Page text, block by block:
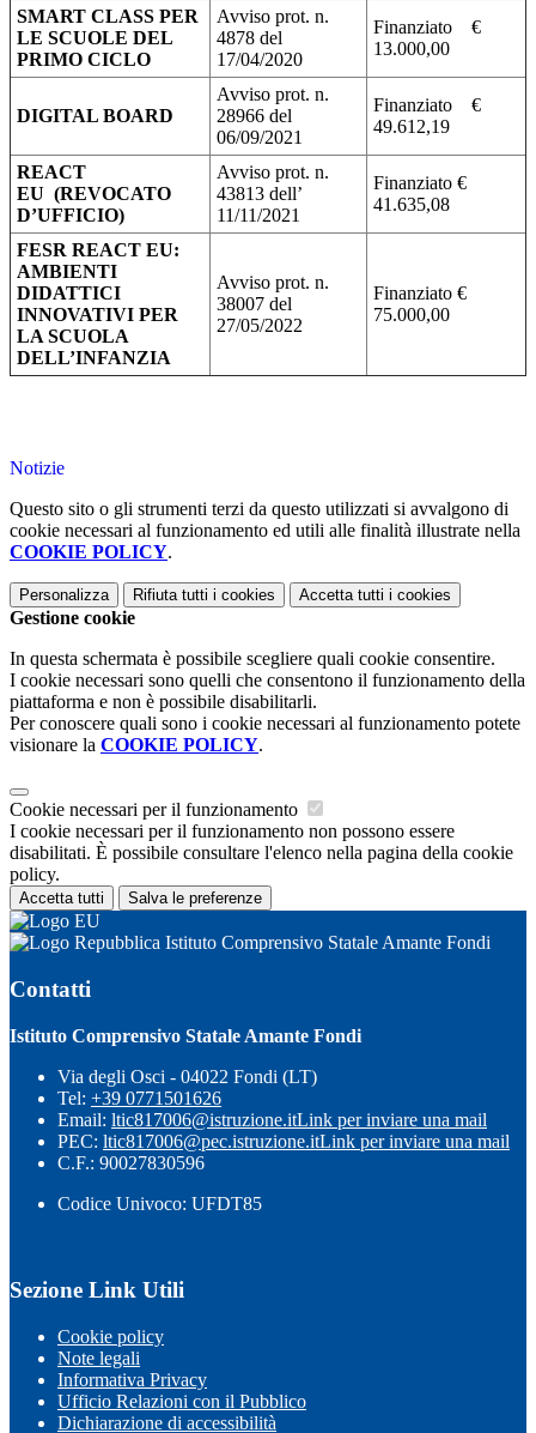
SMART CLASS PER
LE SCUOLE DEL
PRIMO CICLO
Avviso prot. n.
4878 del
17/04/2020
Finanziato €
13.000,00
DIGITAL BOARD
Avviso prot. n.
28966 del
06/09/2021
Finanziato €
49.612,19
REACT
EU (REVOCATO
D’UFFICIO)
Avviso prot. n.
43813 dell’
11/11/2021
Finanziato €
41.635,08
FESR REACT EU:
AMBIENTI
DIDATTICI
INNOVATIVI PER
LA SCUOLA
DELL’INFANZIA
Avviso prot. n.
38007 del
27/05/2022
Finanziato €
75.000,00
Notizie
Questo sito o gli strumenti terzi da questo utilizzati si avvalgono di
cookie necessari al funzionamento ed utili alle finalità illustrate nella
COOKIE POLICY.
Personalizza Rifiuta tutti i cookies Accetta tutti i cookies
Gestione cookie
In questa schermata è possibile scegliere quali cookie consentire.
I cookie necessari sono quelli che consentono il funzionamento della
piattaforma e non è possibile disabilitarli.
Per conoscere quali sono i cookie necessari al funzionamento potete
visionare la COOKIE POLICY.
Cookie necessari per il funzionamento
I cookie necessari per il funzionamento non possono essere
disabilitati. È possibile consultare l'elenco nella pagina della cookie
policy.
Accetta tutti Salva le preferenze
Istituto Comprensivo Statale Amante Fondi
Contatti
Istituto Comprensivo Statale Amante Fondi
Via degli Osci - 04022 Fondi (LT)
Tel: +39 0771501626
Email: ltic817006@istruzione.itLink per inviare una mail
PEC: ltic817006@pec.istruzione.itLink per inviare una mail
C.F.: 90027830596
Codice Univoco: UFDT85
Sezione Link Utili
Cookie policy
Note legali
Informativa Privacy
Ufficio Relazioni con il Pubblico
Dichiarazione di accessibilità